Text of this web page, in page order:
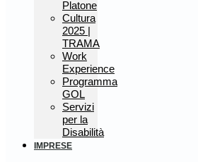
Platone
Cultura
2025 |
TRAMA
Work
Experience
Programma
GOL
Servizi
per la
Disabilità
IMPRESE